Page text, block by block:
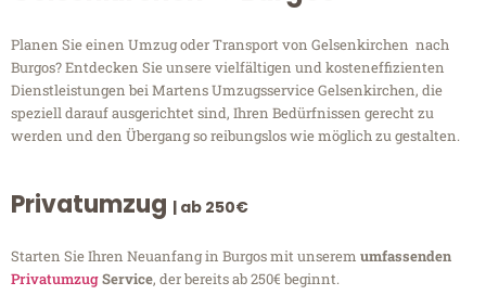
Planen Sie einen Umzug oder Transport von Gelsenkirchen nach
Burgos? Entdecken Sie unsere vielfältigen und kosteneffizienten
Dienstleistungen bei Martens Umzugsservice Gelsenkirchen, die
speziell darauf ausgerichtet sind, Ihren Bedürfnissen gerecht zu
werden und den Übergang so reibungslos wie möglich zu gestalten.
Privatumzug | ab 250€
Starten Sie Ihren Neuanfang in Burgos mit unserem umfassenden
PrivatumzugService, der bereits ab 250€ beginnt.